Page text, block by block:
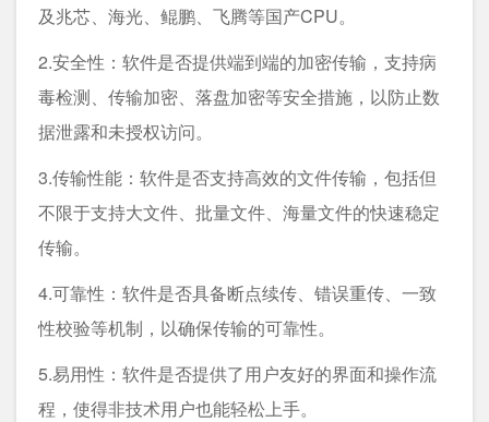
及兆芯、海光、鲲鹏、飞腾等国产CPU。
2.安全性：软件是否提供端到端的加密传输，支持病
毒检测、传输加密、落盘加密等安全措施，以防止数
据泄露和未授权访问。
3.传输性能：软件是否支持高效的文件传输，包括但
不限于支持大文件、批量文件、海量文件的快速稳定
传输。
4.可靠性：软件是否具备断点续传、错误重传、一致
性校验等机制，以确保传输的可靠性。
5.易用性：软件是否提供了用户友好的界面和操作流
程，使得非技术用户也能轻松上手。